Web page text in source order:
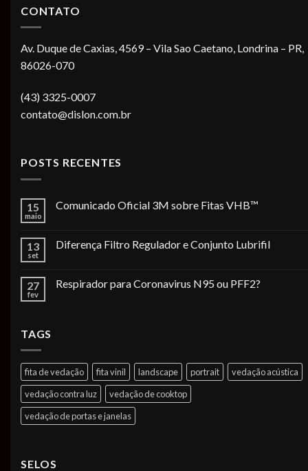
CONTATO
Av. Duque de Caxias, 4569 – Vila Sao Caetano, Londrina – PR,
86026-070
(43) 3325-0007
contato@dislon.com.br
POSTS RECENTES
15
maio
Comunicado Oficial 3M sobre Fitas VHB™
13
set
Diferença Filtro Regulador e Conjunto Lubrifil
27
fev
Respirador para Coronavirus N95 ou PFF2?
TAGS
fita de vedação fita vinil landscape portrait
vedação acústica
vedação contra luz
vedação de cooktop
vedação de portas e janelas
SELOS